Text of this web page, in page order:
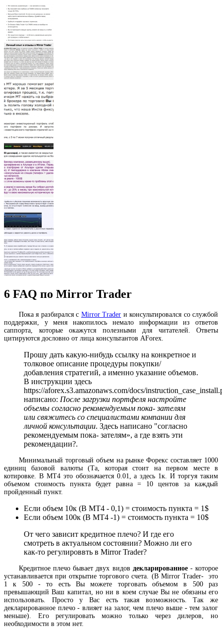
6 FAQ по Mirror Trader
Пока я разбирался с Mirror Trader и консультировался со службой
поддержки, у меня накопилось немало информации из ответов
саппорта, которые окажутся полезными для читателей. Ответы
цитируются дословно от лица консультантов AForex.
Прошу дать какую-нибудь ссылку на конкретное и
толковое описание процедуры покупки/
добавления стратегий, а именно указание объемов.
В инструкции здесь
https://aforex.s3.amazonaws.com/docs/
написано: После загрузки портфеля настройте
объемы согласно рекомендуемым пока- зателям
или свяжитесь со специалистами компании для
личной консультации. Здесь написано "согласно
рекомендуемым пока- зателям», а где взять эти
рекомендации?.
Минимальный торговый объем на рынке Форекс составляет 1000
единиц базовой валюты (Та, которая стоит на первом месте в
котировке. В MT4 это обозначается 0.01, а здесь 1к. И торгуя таким
объемом стоимость пункта будет равна = 10 центов за каждый
пройденный пункт.
Если объем 10к (В МТ4 - 0,1) = стоимость пункта = 1$
Если объем 100к (В МТ4 -1) = стоимость пункта = 10$
От чего зависит кредитное плечо? И где его
смотреть в актуальном состоянии? Можно ли его
как-то регулироввть в Mirror Trader?
Кредитное плечо бывает двух видов декларированное- которое
устанавливается при открытие торгового счета. (В Mirror Trader- это
1 к 500 - то есть Вы можете торговать объемом в 500 раз
превышающий Ваш капитал, но ни в коем случае Вы не обязаны его
использовать. Просто у Вас есть такая возможность. Так же
декларированное плечо - влияет на залог, чем плечо выше - тем залог
меньше). Его регулировать можно только через дилеров, но
необходимости в этом нет.